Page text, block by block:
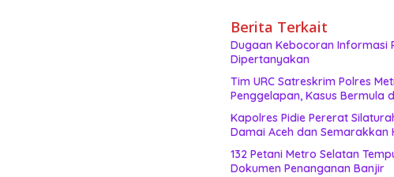
Berita Terkait
Dugaan Kebocoran Informasi
Dipertanyakan
Tim URC Satreskrim Polres
Penggelapan, Kasus Bermula
Kapolres Pidie Pererat
Damai Aceh dan Semarakkan
132 Petani Metro Selatan
Dokumen Penanganan Banjir